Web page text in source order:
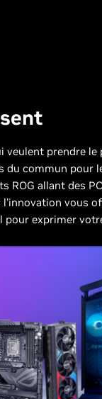
prendre le
du commun pour
ROG allant des
vous
pour exprimer